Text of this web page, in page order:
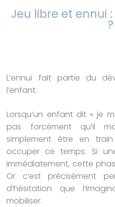
Jeu libre et ennui
?
L’ennui fait partie du
l’enfant.
Lorsqu’un enfant dit « je
pas forcément qu’il
simplement être en
occuper ce temps. Si
immédiatement, cette
Or c’est précisément
d’hésitation que
mobiliser.